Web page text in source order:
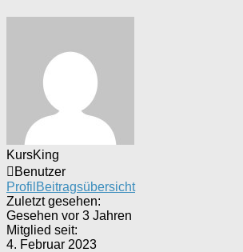
KursKing
Benutzer
Profil Beitragsübersicht
Zuletzt gesehen:
Gesehen vor 3 Jahren
Mitglied seit:
4. Februar 2023